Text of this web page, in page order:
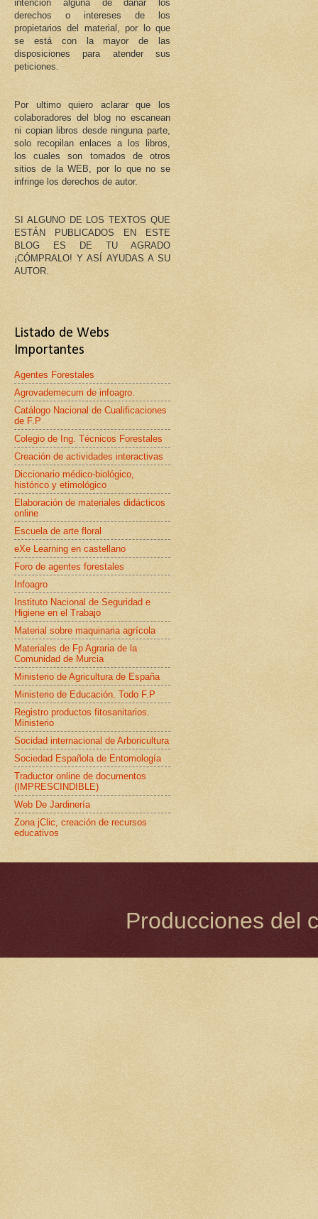
intención alguna de dañar los
derechos o intereses de los
propietarios del material, por lo que
se está con la mayor de las
disposiciones para atender sus
peticiones.
Por ultimo quiero aclarar que los
colaboradores del blog no escanean
ni copian libros desde ninguna parte,
solo recopilan enlaces a los libros,
los cuales son tomados de otros
sitios de la WEB, por lo que no se
infringe los derechos de autor.
SI ALGUNO DE LOS TEXTOS QUE
ESTÁN PUBLICADOS EN ESTE
BLOG ES DE TU AGRADO
¡CÓMPRALO! Y ASÍ AYUDAS A SU
AUTOR.
Listado de Webs
Importantes
Agentes Forestales
Agrovademecum de infoagro.
Catálogo Nacional de Cualificaciones
de F.P
Colegio de Ing. Técnicos Forestales
Creación de actividades interactivas
Diccionario médico-biológico,
histórico y etimológico
Elaboración de materiales didácticos
online
Escuela de arte floral
eXe Learning en castellano
Foro de agentes forestales
Infoagro
Instituto Nacional de Seguridad e
Higiene en el Trabajo
Material sobre maquinaria agrícola
Materiales de Fp Agraria de la
Comunidad de Murcia
Ministerio de Agricultura de España
Ministerio de Educación. Todo F.P
Registro productos fitosanitarios.
Ministerio
Socidad internacional de Arboricultura
Sociedad Española de Entomología
Traductor online de documentos
(IMPRESCINDIBLE)
Web De Jardinería
Zona jClic, creación de recursos
educativos
Producciones del